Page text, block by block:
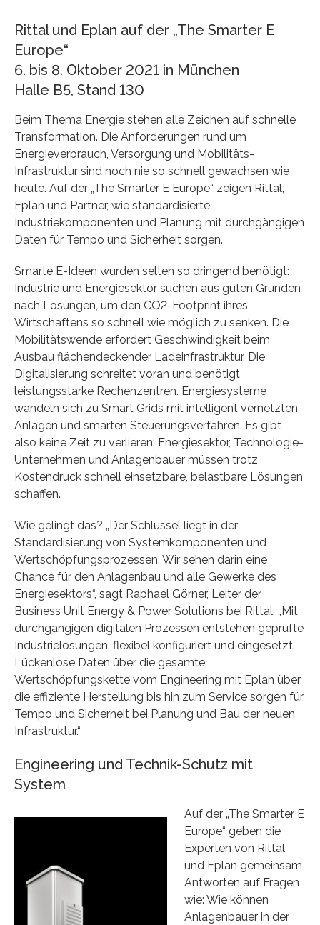
Rittal und Eplan auf der „The Smarter E
Europe“
6. bis 8. Oktober 2021 in München
Halle B5, Stand 130
Beim Thema Energie stehen alle Zeichen auf schnelle
Transformation. Die Anforderungen rund um
Energieverbrauch, Versorgung und Mobilitäts-
Infrastruktur sind noch nie so schnell gewachsen wie
heute. Auf der „The Smarter E Europe“ zeigen Rittal,
Eplan und Partner, wie standardisierte
Industriekomponenten und Planung mit durchgängigen
Daten für Tempo und Sicherheit sorgen.
Smarte E-Ideen wurden selten so dringend benötigt:
Industrie und Energiesektor suchen aus guten Gründen
nach Lösungen, um den CO2-Footprint ihres
Wirtschaftens so schnell wie möglich zu senken. Die
Mobilitätswende erfordert Geschwindigkeit beim
Ausbau flächendeckender Ladeinfrastruktur. Die
Digitalisierung schreitet voran und benötigt
leistungsstarke Rechenzentren. Energiesysteme
wandeln sich zu Smart Grids mit intelligent vernetzten
Anlagen und smarten Steuerungsverfahren. Es gibt
also keine Zeit zu verlieren: Energiesektor, Technologie-
Unternehmen und Anlagenbauer müssen trotz
Kostendruck schnell einsetzbare, belastbare Lösungen
schaffen.
Wie gelingt das? „Der Schlüssel liegt in der
Standardisierung von Systemkomponenten und
Wertschöpfungsprozessen. Wir sehen darin eine
Chance für den Anlagenbau und alle Gewerke des
Energiesektors“, sagt Raphael Görner, Leiter der
Business Unit Energy & Power Solutions bei Rittal: „Mit
durchgängigen digitalen Prozessen entstehen geprüfte
Industrielösungen, flexibel konfiguriert und eingesetzt.
Lückenlose Daten über die gesamte
Wertschöpfungskette vom Engineering mit Eplan über
die effiziente Herstellung bis hin zum Service sorgen für
Tempo und Sicherheit bei Planung und Bau der neuen
Infrastruktur.“
Engineering und Technik-Schutz mit
System
Auf der „The Smarter E
Europe“ geben die
Experten von Rittal
und Eplan gemeinsam
Antworten auf Fragen
wie: Wie können
Anlagenbauer in der